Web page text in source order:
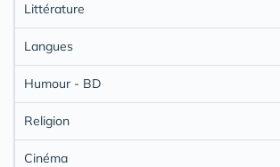
Littérature
Langues
Humour - BD
Religion
Cinéma